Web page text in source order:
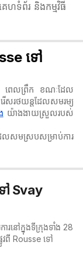
ហទំព័រ និងកម្មវិធី
ទៅ
ង ពេលព្រឹក ខណៈដែល
សរថយន្តដែលសមរម្យ
យ៉ាងងាយស្រួលរបស់
លសមស្របសម្រាប់ការ
Svay
រនៅក្នុងទីក្រុងទាំង 28
ពី Rousse ទៅ